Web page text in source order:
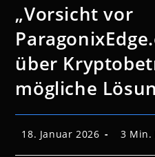
„Vorsicht vor
über
mögliche
Beitrag
veröffentlicht:
18. Januar 2026 3 Min.